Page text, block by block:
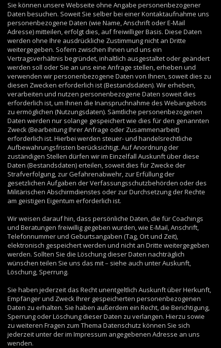
Sie können unsere Webseite ohne Angabe personenbezogener
Daten besuchen. Soweit Sie selber bei einer Kontaktaufnahme uns
personenbezogene Daten (wie Name, Anschrift oder E-Mail
Adresse) mitteilen, erfolgt dies, auf freiwilliger Basis. Diese Daten
werden ohne Ihre ausdrückliche Zustimmung nicht an Dritte
weitergegeben. Sofern zwischen Ihnen und uns ein
Vertragsverhältnis begründet, inhaltlich ausgestaltet oder geändert
werden soll oder Sie an uns eine Anfrage stellen, erheben und
verwenden wir personenbezogene Daten von Ihnen, soweit dies zu
diesen Zwecken erforderlich ist (Bestandsdaten). Wir erheben,
verarbeiten und nutzen personenbezogene Daten soweit dies
erforderlich ist, um Ihnen die Inanspruchnahme des Webangebots
zu ermöglichen (Nutzungsdaten). Sämtliche personenbezogenen
Daten werden nur solange gespeichert wie dies für den genannten
Zweck (Bearbeitung Ihrer Anfrage oder Zusammenarbeit)
erforderlich ist. Hierbei werden steuer- und handelsrechtliche
Aufbewahrungsfristen berücksichtigt. Auf Anordnung der
zuständigen Stellen dürfen wir im Einzelfall Auskunft über diese
Daten (Bestandsdaten) erteilen, soweit dies für Zwecke der
Strafverfolgung, zur Gefahrenabwehr, zur Erfüllung der
gesetzlichen Aufgaben der Verfassungsschutzbehörden oder des
Militärischen Abschirmdienstes oder zur Durchsetzung der Rechte
am geistigen Eigentum erforderlich ist.
Wir weisen darauf hin, dass persönliche Daten, die für Coachings
und Beratungen freiwillig gegeben wurden, wie E-Mail, Anschrift,
Telefonnummer und Geburtsangaben (Tag, Ort und Zeit),
elektronisch gespeichert werden und nicht an Dritte weitergegeben
werden. Sollten Sie die Löschung dieser Daten nachträglich
wünschen teilen Sie uns das mit – siehe auch unter Auskunft,
Löschung, Sperrung.
Sie haben jederzeit das Recht unentgeltlich Auskunft über Herkunft,
Empfänger und Zweck Ihrer gespeicherten personenbezogenen
Daten zu erhalten. Sie haben außerdem ein Recht, die Berichtigung,
Sperrung oder Löschung dieser Daten zu verlangen. Hierzu sowie
zu weiteren Fragen zum Thema Datenschutz können Sie sich
jederzeit unter der im Impressum angegebenen Adresse an uns
wenden.